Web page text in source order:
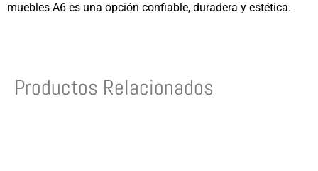
muebles A6 es una opción confiable, duradera y estética.
Productos Relacionados